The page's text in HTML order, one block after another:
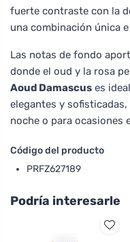
fuerte contraste con la
una combinación única
Las notas de fondo
donde el oud y la rosa
Aoud Damascus es
elegantes y
noche o para ocasiones
Código del producto
PRFZ627189
Podría interesarle